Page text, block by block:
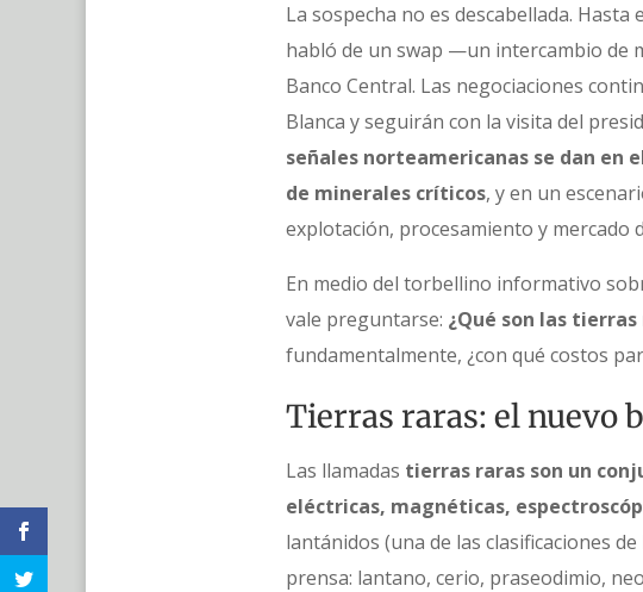
La sospecha no es descabellada.
habló de un swap —un intercambio de
Banco Central. Las negociaciones
Blanca y seguirán con la visita del
señales norteamericanas se dan en
de minerales críticos, y en un
explotación, procesamiento y mercado
En medio del torbellino informativo
vale preguntarse: ¿Qué son las tierras
fundamentalmente, ¿con qué costos
Tierras raras: el nuevo
Las llamadas tierras raras son un
eléctricas, magnéticas,
lantánidos (una de las clasificaciones
prensa: lantano, cerio, praseodimio,